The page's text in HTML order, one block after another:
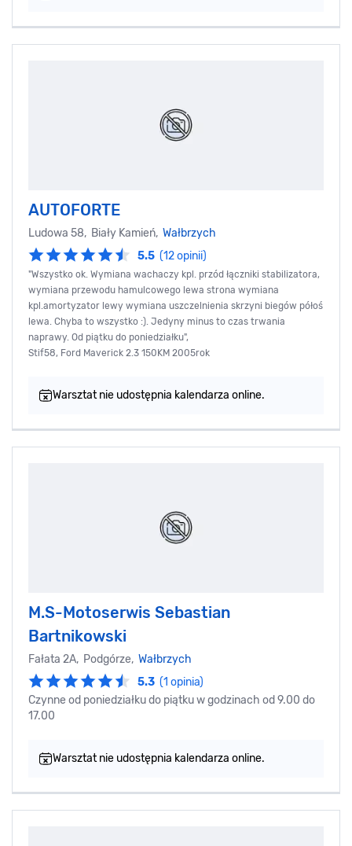
AUTOFORTE
Ludowa 58, Biały Kamień, Wałbrzych
5.5 (12 opinii)
"Wszystko ok. Wymiana wachaczy kpl. przód łączniki stabilizatora,
wymiana przewodu hamulcowego lewa strona wymiana
kpl.amortyzator lewy wymiana uszczelnienia skrzyni biegów półoś
lewa. Chyba to wszystko :). Jedyny minus to czas trwania
naprawy. Od piątku do poniedziałku",
Stif58, Ford Maverick 2.3 150KM 2005rok
Warsztat nie udostępnia kalendarza online.
M.S-Motoserwis Sebastian
Bartnikowski
Fałata 2A, Podgórze, Wałbrzych
5.3 (1 opinia)
Czynne od poniedziałku do piątku w godzinach od 9.00 do
17.00
Warsztat nie udostępnia kalendarza online.